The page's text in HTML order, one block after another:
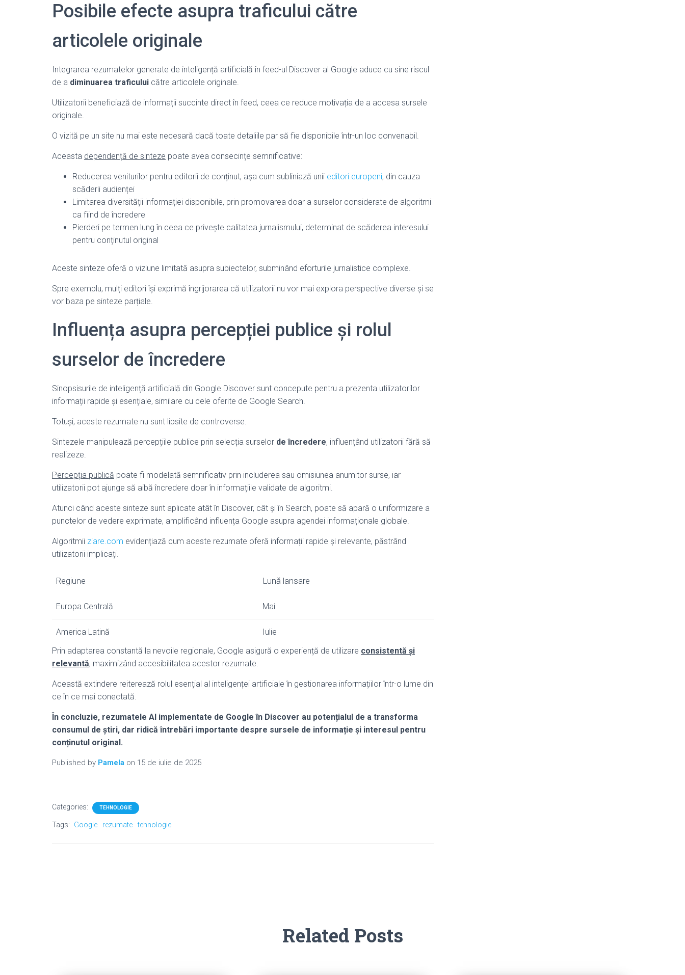
Posibile efecte asupra traficului către
articolele originale
Integrarea rezumatelor generate de inteligență artificială în feed-ul Discover al Google aduce cu sine riscul
de a diminuarea traficului către articolele originale.
Utilizatorii beneficiază de informații succinte direct în feed, ceea ce reduce motivația de a accesa sursele
originale.
O vizită pe un site nu mai este necesară dacă toate detaliile par să fie disponibile într-un loc convenabil.
Aceasta dependență de sinteze poate avea consecințe semnificative:
Reducerea veniturilor pentru editorii de conținut, așa cum subliniază unii editori europeni, din cauza
scăderii audienței
Limitarea diversității informației disponibile, prin promovarea doar a surselor considerate de algoritmi
ca fiind de încredere
Pierderi pe termen lung în ceea ce privește calitatea jurnalismului, determinat de scăderea interesului
pentru conținutul original
Aceste sinteze oferă o viziune limitată asupra subiectelor, subminând eforturile jurnalistice complexe.
Spre exemplu, mulți editori își exprimă îngrijorarea că utilizatorii nu vor mai explora perspective diverse și se
vor baza pe sinteze parțiale.
Influența asupra percepției publice și rolul
surselor de încredere
Sinopsisurile de inteligență artificială din Google Discover sunt concepute pentru a prezenta utilizatorilor
informații rapide și esențiale, similare cu cele oferite de Google Search.
Totuși, aceste rezumate nu sunt lipsite de controverse.
Sintezele manipulează percepțiile publice prin selecția surselor de încredere, influențând utilizatorii fără să
realizeze.
Percepția publică poate fi modelată semnificativ prin includerea sau omisiunea anumitor surse, iar
utilizatorii pot ajunge să aibă încredere doar în informațiile validate de algoritmi.
Atunci când aceste sinteze sunt aplicate atât în Discover, cât și în Search, poate să apară o uniformizare a
punctelor de vedere exprimate, amplificând influența Google asupra agendei informaționale globale.
Algoritmii ziare.com evidențiază cum aceste rezumate oferă informații rapide și relevante, păstrând
utilizatorii implicați.
Regiune Lună lansare
Europa Centrală Mai
America Latină
Iulie
Prin adaptarea constantă la nevoile regionale, Google asigură o experiență de utilizare consistentă și
relevantă, maximizând accesibilitatea acestor rezumate.
Această extindere reiterează rolul esențial al inteligenței artificiale în gestionarea informațiilor într-o lume din
ce în ce mai conectată.
În concluzie, rezumatele AI implementate de Google în Discover au potențialul de a transforma
consumul de știri, dar ridică întrebări importante despre sursele de informație și interesul pentru
conținutul original.
Published by Pamela on 15 de iulie de 2025
Categories: TEHNOLOGIE
Tags: Google rezumate tehnologie
Related Posts